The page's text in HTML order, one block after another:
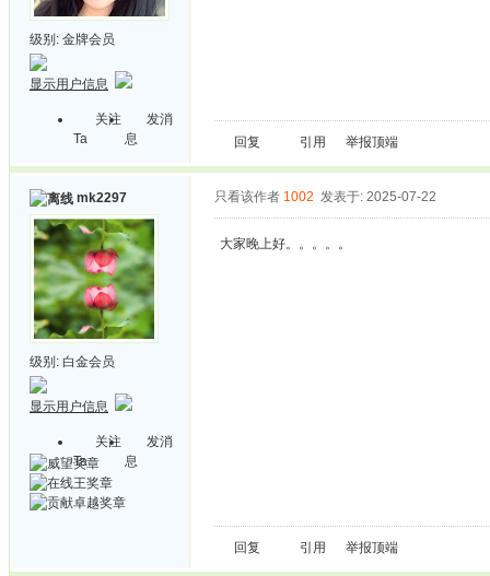
级别: 金牌会员
显示用户信息
关注
Ta
发消
息
回复 引用 举报顶端
mk2297
级别: 白金会员
显示用户信息
关注
Ta
发消
息
只看该作者 1002 发表于: 2025-07-22
大家晚上好。。。。。
回复 引用 举报顶端